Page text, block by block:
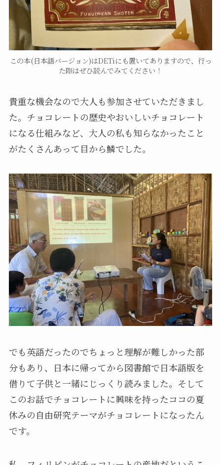
この本(日本語バージョン)はDETiにも置いてありますので、行っ
た際はぜひ読んでみてください！
貴重な機会なので大人も参加させていただきまし
た。チョコレートの歴史やおいしいチョコレート
になる仕組みなど、大人の私も知らなかったこと
がたくさんあって目から鱗でした。
でも英語だったのでちょっと理解が難しかった部
分もあり、日本に帰ってから図書館で日本語版を
借りて子供と一緒にじっくり読みました。そして
このお話でチョコレートに興味を持ったココの夏
休みの自由研究テーマがチョコレートになったん
です。